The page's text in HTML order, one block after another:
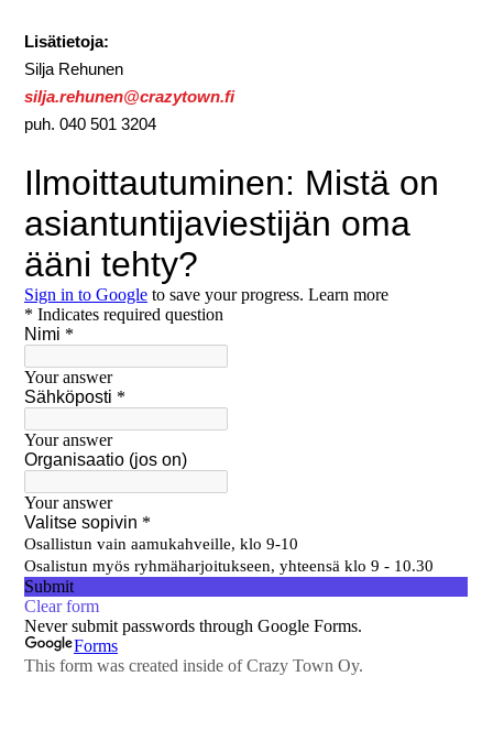
Lisätietoja:
Silja Rehunen
silja.rehunen@crazytown.fi
puh. 040 501 3204